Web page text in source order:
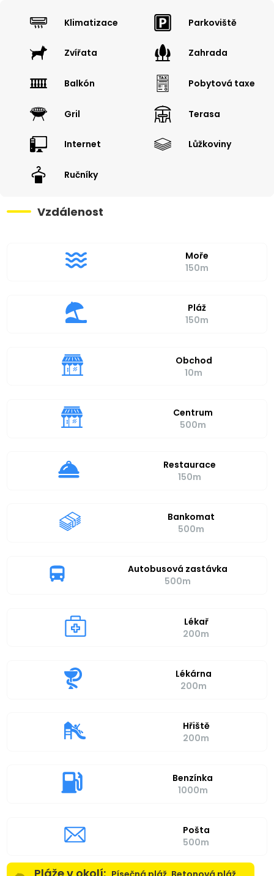
Klimatizace Parkoviště
Zvířata Zahrada
Balkón Pobytová taxe
Gril Terasa
Internet Lůžkoviny
Ručníky
Vzdálenost
Moře
150m
Pláž
150m
Obchod
10m
Centrum
500m
Restaurace
150m
Bankomat
500m
Autobusová zastávka
500m
Lékař
200m
Lékárna
200m
Hřiště
200m
Benzínka
1000m
Pošta
500m